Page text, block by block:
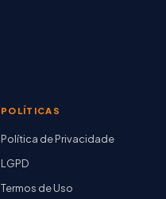
POLÍTICAS
Política de Privacidade
LGPD
Termos de Uso